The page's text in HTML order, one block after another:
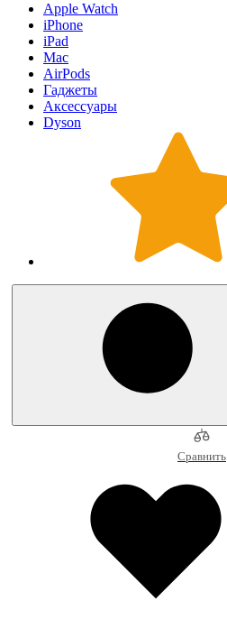
Apple Watch
iPhone
iPad
Mac
AirPods
Гаджеты
Аксессуары
Dyson
Сравнить